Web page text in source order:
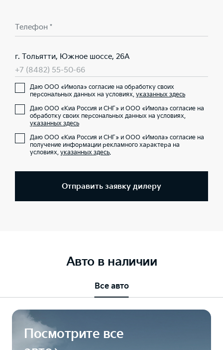
Телефон *
г. Тольятти, Южное шоссе, 26А
+7 (8482) 55-50-66
Даю ООО «Имола» согласие на обработку своих
персональных данных на условиях, указанных здесь
Даю ООО «Киа Россия и СНГ» и ООО «Имола» согласие на
обработку своих персональных данных на условиях,
указанных здесь
Даю ООО «Киа Россия и СНГ» и ООО «Имола» согласие на
получение информации рекламного характера на
условиях, указанных здесь.
Отправить заявку дилеру
Авто в наличии
Все авто
Посмотрите все